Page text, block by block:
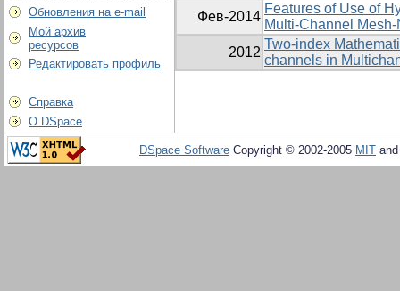
Обновления на e-mail
Мой архив
ресурсов
Редактировать профиль
Справка
О DSpace
Фев-2014
Features of Use of
Multi-Channel
2012
Two-index
channels in
DSpace Software Copyright © 2002-2005 MIT